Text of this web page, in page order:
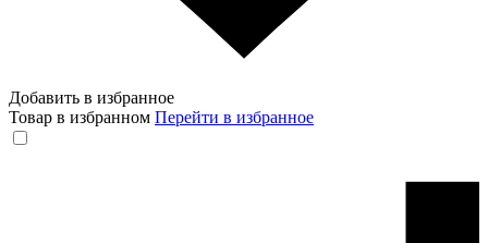
Добавить в избранное
Товар в избранном Перейти в избранное